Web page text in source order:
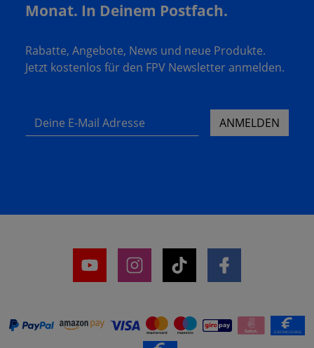
Monat. In Deinem Postfach.
Rabatte, Angebote, News und neue Produkte.
Jetzt kostenlos für den FPV Newsletter anmelden.
Deine E-Mail Adresse ANMELDEN